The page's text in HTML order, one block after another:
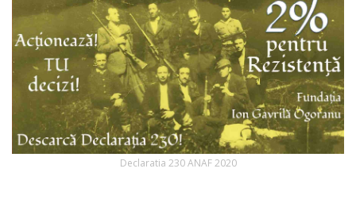
Declaratia 230 ANAF 2020